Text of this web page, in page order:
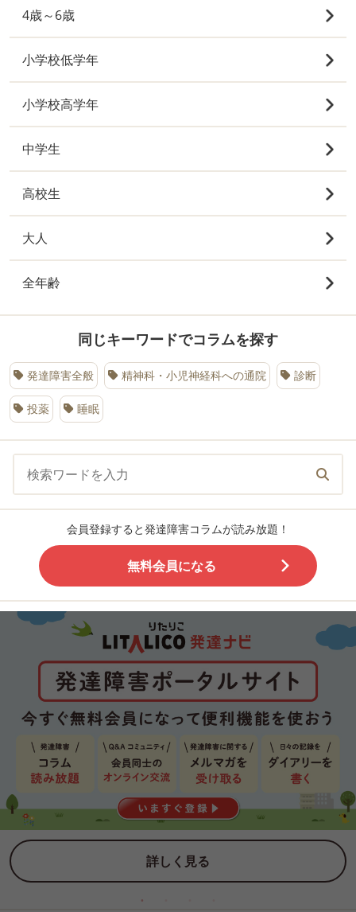
4歳～6歳
小学校低学年
小学校高学年
中学生
高校生
大人
全年齢
同じキーワードでコラムを探す
発達障害全般 精神科・小児神経科への通院 診断
投薬 睡眠
会員登録すると発達障害コラムが読み放題！
無料会員になる
詳しく見る